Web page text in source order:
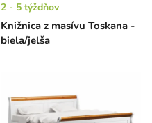
Knižnica z masívu Toskana -
biela/jelša
2 - 5 týždňov